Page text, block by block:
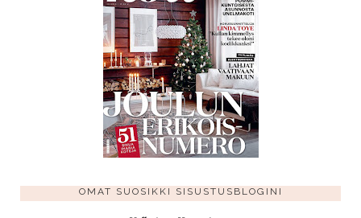
OMAT SUOSIKKI SISUSTUSBLOGINI